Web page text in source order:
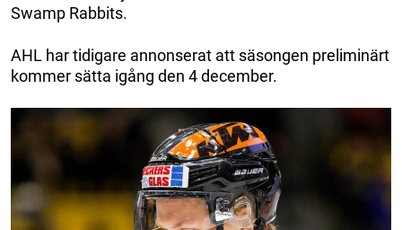
Swamp Rabbits.
AHL har tidigare annonserat att säsongen preliminärt
kommer sätta igång den 4 december.